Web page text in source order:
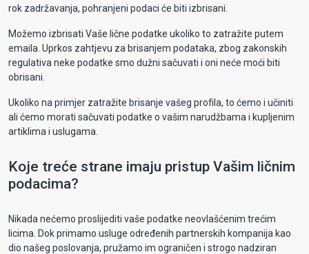
rok zadržavanja, pohranjeni podaci će biti izbrisani.
Možemo izbrisati Vaše lične podatke ukoliko to zatražite putem
emaila. Uprkos zahtjevu za brisanjem podataka, zbog zakonskih
regulativa neke podatke smo dužni sačuvati i oni neće moći biti
obrisani.
Ukoliko na primjer zatražite brisanje vašeg profila, to ćemo i učiniti
ali ćemo morati sačuvati podatke o vašim narudžbama i kupljenim
artiklima i uslugama.
Koje treće strane imaju pristup Vašim ličnim
podacima?
Nikada nećemo proslijediti vaše podatke neovlašćenim trećim
licima. Dok primamo usluge određenih partnerskih kompanija kao
dio našeg poslovanja, pružamo im ograničen i strogo nadziran